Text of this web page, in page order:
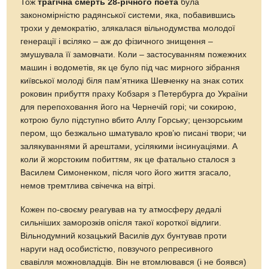
Тожтрагічна смерть 28-річного поета була
закономірністю радянської системи, яка, побавившись
трохи у демократію, злякалася вільнодумства молодої
генерації і всіляко – аж до фізичного знищення –
змушувала її замовчати. Коли – застосуванням пожежних
машин і водометів, як це було під час мирного зібрання
київської молоді біля пам’ятника Шевченку на знак сотих
роковин прибуття праху Кобзаря з Петербурга до України
для перепоховання його на Чернечій горі; чи сокирою,
котрою було підступно вбито Аллу Горську; цензорським
пером, що безжально шматувало кров’ю писані твори; чи
залякуваннями й арештами, усілякими інсинуаціями. А
коли й жорстоким побиттям, як це фатально сталося з
Василем Симоненком, після чого його життя згасало,
немов тремтлива свічечка на вітрі.
Кожен по-своєму реагував на ту атмосферу дедалі
сильніших заморозків опісля такої короткої відлиги.
Вільнодумний козацький Василів дух бунтував проти
наруги над особистістю, повзучого репресивного
свавілля можновладців. Він не втомлювався (і не боявся)